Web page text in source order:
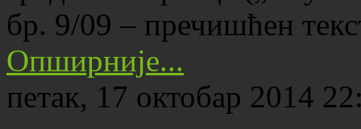
бр. 9/09 – пречишћен
Опширније...
петак, 17 октобар 2014